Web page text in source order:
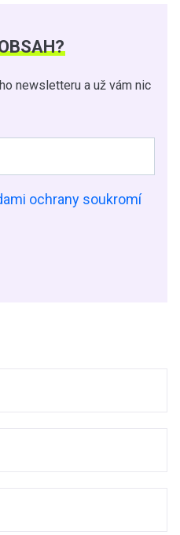
newsletteru a už vám nic
ochrany soukromí